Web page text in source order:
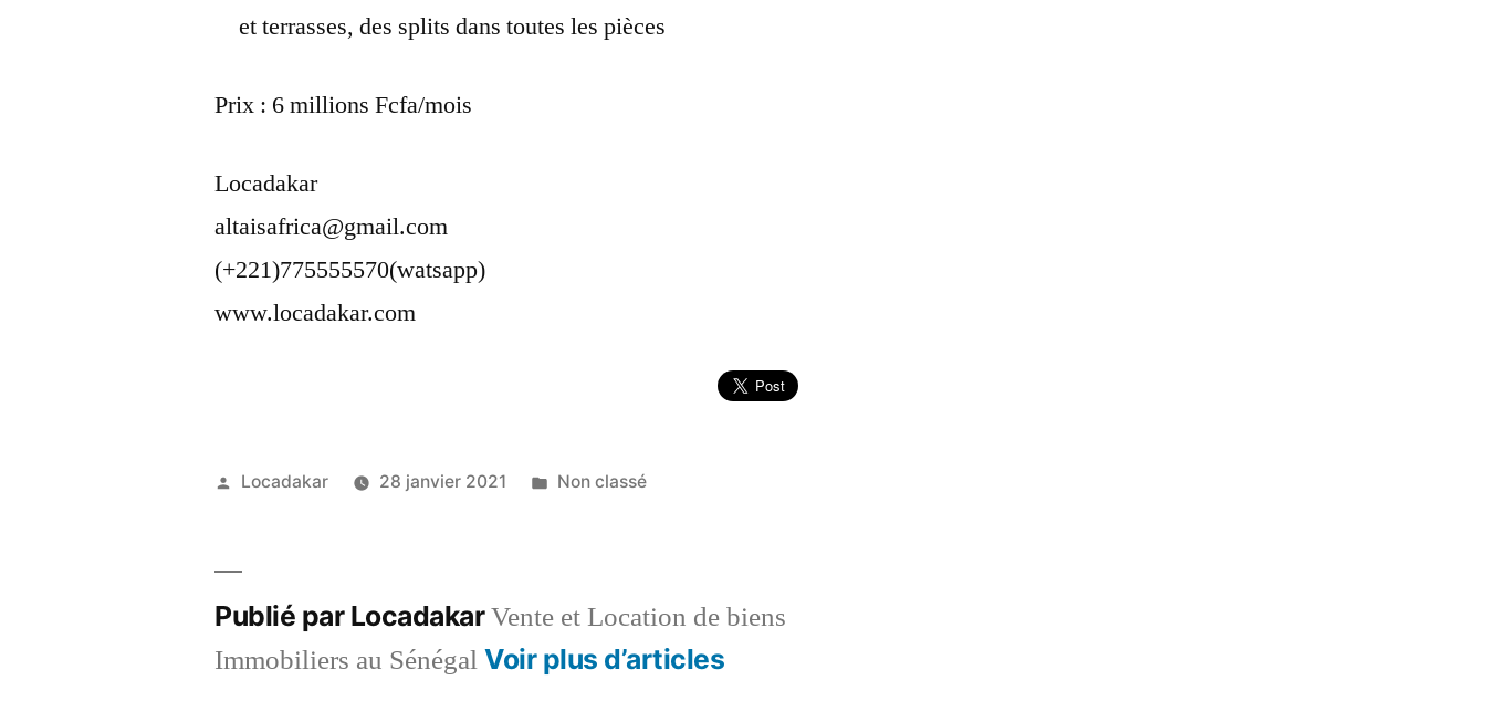
et terrasses, des splits dans toutes les pièces
Prix : 6 millions Fcfa/mois
Locadakar
altaisafrica@gmail.com
(+221)775555570(watsapp)
www.locadakar.com
Publié
Locadakar 28 janvier 2021
Publié
Non classé
Publié par LocadakarVente et Location de biens
Immobiliers au SénégalVoir plus d’articles